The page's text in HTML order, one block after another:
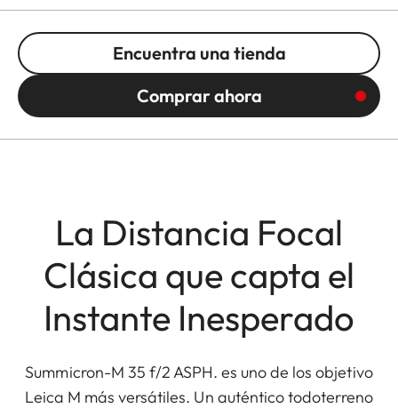
Encuentra una tienda
Comprar ahora
La Distancia Focal
Clásica que capta el
Instante Inesperado
Summicron-M 35 f/2 ASPH. es uno de los objetivo
Leica M más versátiles. Un auténtico todoterreno